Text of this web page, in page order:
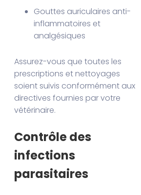
Gouttes auriculaires anti-
inflammatoires et
analgésiques
Assurez-vous que toutes les
prescriptions et nettoyages
soient suivis conformément aux
directives fournies par votre
vétérinaire.
Contrôle des
infections
parasitaires